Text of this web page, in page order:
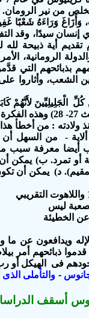
من نير الرومان.
الاكْتِتَابِ، وَأَزَاغَ وَرَاءَهُ
إنسان سيدًا، وقد
أية ذبيحة
الرومانية،
بذبائحهم التي
الشعب، وأثاروا
الْجَلِيلِيِّينَ لأَنَّھُمْ
يعتقد من تفسير العهد القديم أنه يربط
المقطع من ألاية - من
معرفة سبب ما
أو تمرد. ب) يمكن
د) يمكن أن
ليس
الخطيئة
ويدافعون عن ما
ذبائحهم أمر
فى الهيكل أو
- والتأملى
أسقف